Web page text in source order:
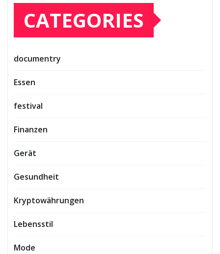
CATEGORIES
documentry
Essen
festival
Finanzen
Gerät
Gesundheit
Kryptowährungen
Lebensstil
Mode